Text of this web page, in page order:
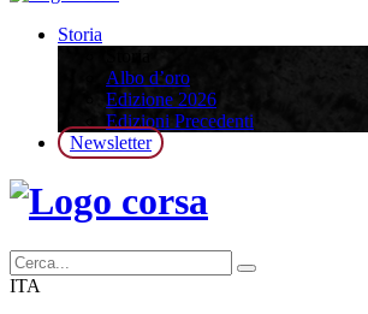
Storia
Albo d’oro
Edizione 2026
Edizioni Precedenti
Newsletter
ITA